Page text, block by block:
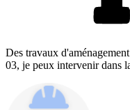
Des travaux
03, je peux intervenir dans